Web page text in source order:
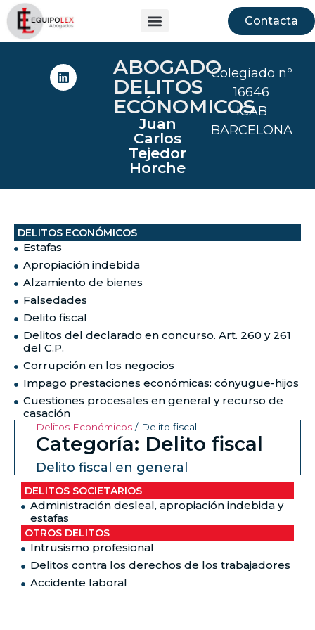
Contacta
ABOGADO
DELITOS
ECÓNOMICOS
Juan
Carlos
Tejedor
Horche
Colegiado nº
16646
ICAB
BARCELONA
DELITOS ECONÓMICOS
Estafas
Apropiación indebida
Alzamiento de bienes
Falsedades
Delito fiscal
Delitos del declarado en concurso. Art. 260 y 261
del C.P.
Corrupción en los negocios
Impago prestaciones económicas: cónyugue-hijos
Cuestiones procesales en general y recurso de
casación
Delitos Económicos / Delito fiscal
Categoría: Delito fiscal
Delito fiscal en general
DELITOS SOCIETARIOS
Administración desleal, apropiación indebida y
estafas
OTROS DELITOS
Intrusismo profesional
Delitos contra los derechos de los trabajadores
Accidente laboral